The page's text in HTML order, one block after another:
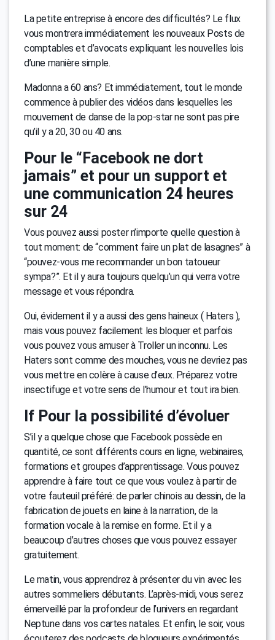
La petite entreprise à encore des difficultés? Le flux
vous montrera immédiatement les nouveaux Posts de
comptables et d’avocats expliquant les nouvelles lois
d’une manière simple.
Madonna a 60 ans? Et immédiatement, tout le monde
commence à publier des vidéos dans lesquelles les
mouvement de danse de la pop-star ne sont pas pire
qu’il y a 20, 30 ou 40 ans.
Pour le “Facebook ne dort
jamais” et pour un support et
une communication 24 heures
sur 24
Vous pouvez aussi poster n’importe quelle question à
tout moment: de “comment faire un plat de lasagnes” à
“pouvez-vous me recommander un bon tatoueur
sympa?”. Et il y aura toujours quelqu’un qui verra votre
message et vous répondra.
Oui, évidement il y a aussi des gens haineux ( Haters ),
mais vous pouvez facilement les bloquer et parfois
vous pouvez vous amuser à Troller un inconnu. Les
Haters sont comme des mouches, vous ne devriez pas
vous mettre en colère à cause d’eux. Préparez votre
insectifuge et votre sens de l’humour et tout ira bien.
lf Pour la possibilité d’évoluer
S’il y a quelque chose que Facebook possède en
quantité, ce sont différents cours en ligne, webinaires,
formations et groupes d’apprentissage. Vous pouvez
apprendre à faire tout ce que vous voulez à partir de
votre fauteuil préféré: de parler chinois au dessin, de la
fabrication de jouets en laine à la narration, de la
formation vocale à la remise en forme. Et il y a
beaucoup d’autres choses que vous pouvez essayer
gratuitement.
Le matin, vous apprendrez à présenter du vin avec les
autres sommeliers débutants. L’après-midi, vous serez
émerveillé par la profondeur de l’univers en regardant
Neptune dans vos cartes natales. Et enfin, le soir, vous